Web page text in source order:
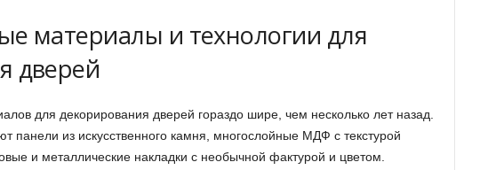
материалы и технологии для
дверей
для декорирования дверей гораздо шире, чем несколько лет назад.
панели из искусственного камня, многослойные МДФ с текстурой
и металлические накладки с необычной фактурой и цветом.